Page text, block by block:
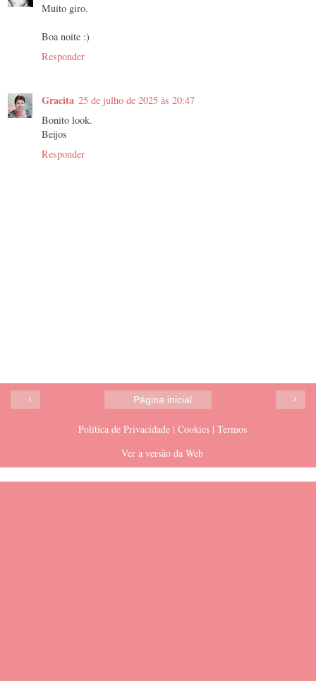
Muito giro.
Boa noite :)
Responder
Gracita 25 de julho de 2025 às 20:47
Bonito look.
Beijos
Responder
‹ ›
Página inicial
Política de Privacidade | Cookies | Termos
Ver a versão da Web